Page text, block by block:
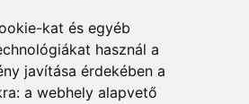
kat és egyéb
használ a
javítása érdekében a
a webhely alapvető